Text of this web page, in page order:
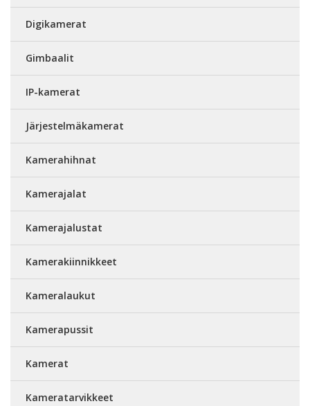
Digikamerat
Gimbaalit
IP-kamerat
Järjestelmäkamerat
Kamerahihnat
Kamerajalat
Kamerajalustat
Kamerakiinnikkeet
Kameralaukut
Kamerapussit
Kamerat
Kameratarvikkeet